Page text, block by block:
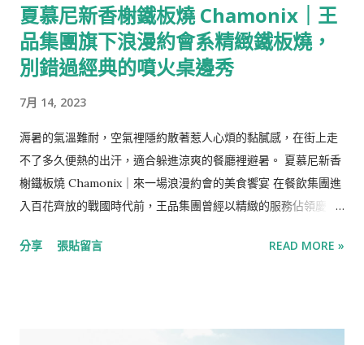
0958-803-087 線上訂位： Inline 推薦：喜歡韓式風味又追求創
新的人可以一試，若是很怕辣的話就可能需要再評估 濟州島沙拉
濟州島民的傳統開胃前菜，將加入薏仁的包飯醬、小黃瓜與胡蘿
蔔一同包進生菜捲中，風味甜鹹。 海膽生牛肉塔塔 「Yukhoe」
是拌以韓式傳統醬料的生拌牛肉，類似的生肉料理為蒙古軍遠征
則以鮑魚內臟燉煮並搭上整顆鮑魚與魚子醬，海味濃郁的香氣被
夏慕尼新香榭鐵板燒 Chamonix｜王
品集團旗下浪漫約會系精緻鐵板燒，
別錯過經典的噴火桌邊秀
7月 14, 2023
溽暑的氣溫難耐，空氣裡隱約散著惹人心煩的黏膩感，在街上走
不了多久便熱的出汗，適合躲進涼爽的餐廳裡避暑。 夏慕尼新香
榭鐵板燒 Chamonix｜來一場浪漫約會的美食饗宴 在餐飲集團進
入百花齊放的戰國時代前，王品集團曾經以精緻的服務佔領慶
而今的王品品牌目不及暇，各國料理、各式料理，從平價到高價
分享 張貼留言 READ MORE »